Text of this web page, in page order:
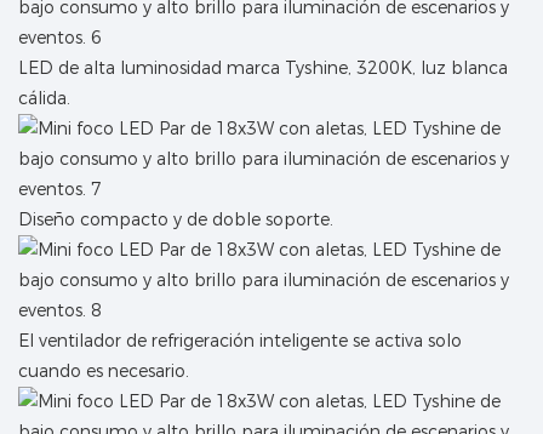
LED de alta luminosidad marca Tyshine, 3200K, luz blanca
cálida.
Diseño compacto y de doble soporte.
El ventilador de refrigeración inteligente se activa solo
cuando es necesario.